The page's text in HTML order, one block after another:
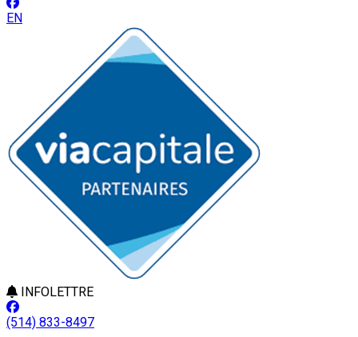
EN
INFOLETTRE
(514) 833-8497